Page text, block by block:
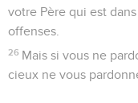
votre Père qui est
offenses.
26 Mais si vous ne
cieux ne vous